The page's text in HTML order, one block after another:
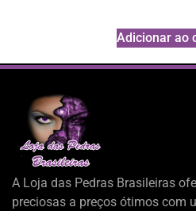
Adicionar ao
A Loja das Pedras Brasileiras
preciosas a preços ótimos com